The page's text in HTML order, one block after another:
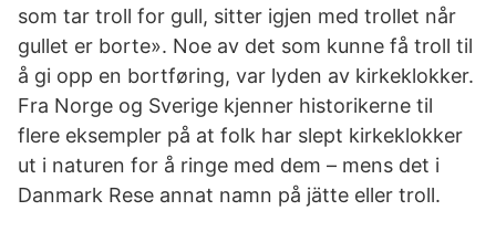
som tar troll for gull, sitter igjen med trollet når
gullet er borte». Noe av det som kunne få troll til
å gi opp en bortføring, var lyden av kirkeklokker.
Fra Norge og Sverige kjenner historikerne til
flere eksempler på at folk har slept kirkeklokker
ut i naturen for å ringe med dem – mens det i
Danmark Rese annat namn på jätte eller troll.